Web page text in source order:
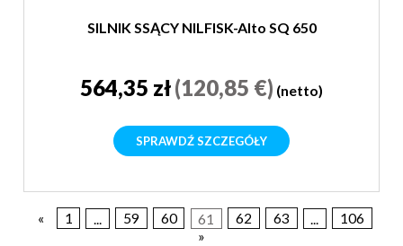
SILNIK SSĄCY NILFISK-Alto SQ 650
564,35 zł(120,85 €) (netto)
SPRAWDŹ SZCZEGÓŁY
« 1 59 60 61 62 63
106
»